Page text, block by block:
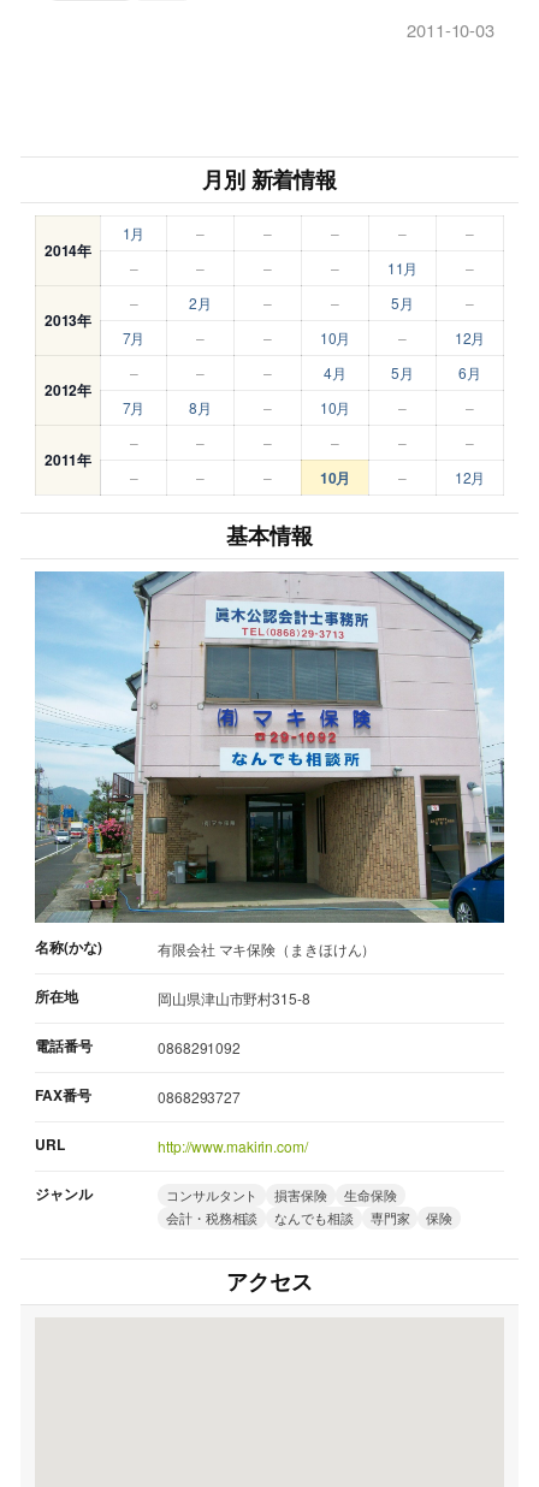
2011-10-03
月別 新着情報
2014年
1月 – – – –
–
–
– – – 11月 –
2013年
– 2月 – – 5月
–
7月
– – 10月 – 12月
2012年
– – – 4月 5月
6月
7月
8月 – 10月 – –
2011年
– – – – –
–
–
– – 10月 – 12月
基本情報
名称(かな) 有限会社 マキ保険（まきほけん）
所在地 岡山県津山市野村315-8
電話番号 0868291092
FAX番号 0868293727
URL http://www.makirin.com/
ジャンル コンサルタント 損害保険
生命保険
会計・税務相談
なんでも相談 専門家 保険
アクセス